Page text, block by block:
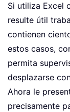
Si utiliza Excel
resulte útil
contienen
estos casos,
permita
desplazarse
Ahora le
precisamente